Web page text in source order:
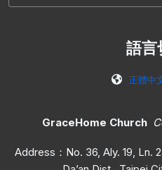
語言
正體中
GraceHome Church
Address：No. 36, Aly. 19, Ln.